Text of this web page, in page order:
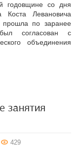
годовщине со дня
Коста Левановича
прошла по заранее
согласован с
объединения
занятия
429